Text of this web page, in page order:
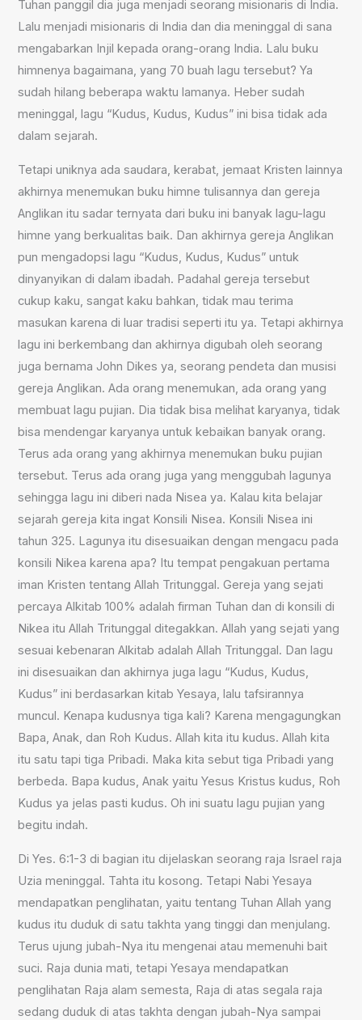
Tuhan panggil dia juga menjadi seorang misionaris di India.
Lalu menjadi misionaris di India dan dia meninggal di sana
mengabarkan Injil kepada orang-orang India. Lalu buku
himnenya bagaimana, yang 70 buah lagu tersebut? Ya
sudah hilang beberapa waktu lamanya. Heber sudah
meninggal, lagu “Kudus, Kudus, Kudus” ini bisa tidak ada
dalam sejarah.
Tetapi uniknya ada saudara, kerabat, jemaat Kristen lainnya
akhirnya menemukan buku himne tulisannya dan gereja
Anglikan itu sadar ternyata dari buku ini banyak lagu-lagu
himne yang berkualitas baik. Dan akhirnya gereja Anglikan
pun mengadopsi lagu “Kudus, Kudus, Kudus” untuk
dinyanyikan di dalam ibadah. Padahal gereja tersebut
cukup kaku, sangat kaku bahkan, tidak mau terima
masukan karena di luar tradisi seperti itu ya. Tetapi akhirnya
lagu ini berkembang dan akhirnya digubah oleh seorang
juga bernama John Dikes ya, seorang pendeta dan musisi
gereja Anglikan. Ada orang menemukan, ada orang yang
membuat lagu pujian. Dia tidak bisa melihat karyanya, tidak
bisa mendengar karyanya untuk kebaikan banyak orang.
Terus ada orang yang akhirnya menemukan buku pujian
tersebut. Terus ada orang juga yang menggubah lagunya
sehingga lagu ini diberi nada Nisea ya. Kalau kita belajar
sejarah gereja kita ingat Konsili Nisea. Konsili Nisea ini
tahun 325. Lagunya itu disesuaikan dengan mengacu pada
konsili Nikea karena apa? Itu tempat pengakuan pertama
iman Kristen tentang Allah Tritunggal. Gereja yang sejati
percaya Alkitab 100% adalah firman Tuhan dan di konsili di
Nikea itu Allah Tritunggal ditegakkan. Allah yang sejati yang
sesuai kebenaran Alkitab adalah Allah Tritunggal. Dan lagu
ini disesuaikan dan akhirnya juga lagu “Kudus, Kudus,
Kudus” ini berdasarkan kitab Yesaya, lalu tafsirannya
muncul. Kenapa kudusnya tiga kali? Karena mengagungkan
Bapa, Anak, dan Roh Kudus. Allah kita itu kudus. Allah kita
itu satu tapi tiga Pribadi. Maka kita sebut tiga Pribadi yang
berbeda. Bapa kudus, Anak yaitu Yesus Kristus kudus, Roh
Kudus ya jelas pasti kudus. Oh ini suatu lagu pujian yang
begitu indah.
Di Yes. 6:1-3 di bagian itu dijelaskan seorang raja Israel raja
Uzia meninggal. Tahta itu kosong. Tetapi Nabi Yesaya
mendapatkan penglihatan, yaitu tentang Tuhan Allah yang
kudus itu duduk di satu takhta yang tinggi dan menjulang.
Terus ujung jubah-Nya itu mengenai atau memenuhi bait
suci. Raja dunia mati, tetapi Yesaya mendapatkan
penglihatan Raja alam semesta, Raja di atas segala raja
sedang duduk di atas takhta dengan jubah-Nya sampai